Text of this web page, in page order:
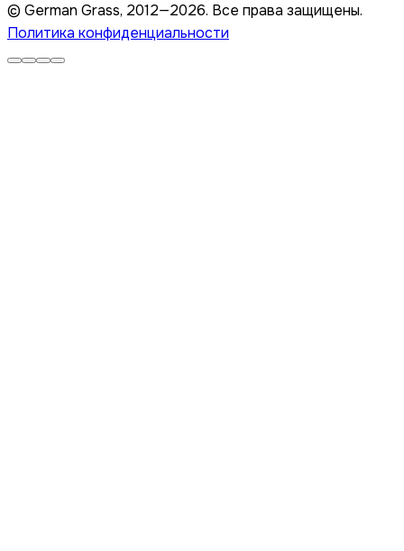
© German Grass, 2012—2026. Все права защищены.
Политика конфиденциальности